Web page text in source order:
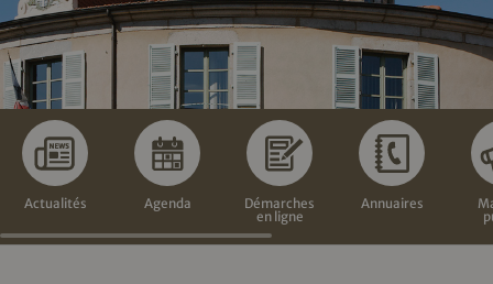
Actualités Agenda
Démarches
en ligne
Annuaires